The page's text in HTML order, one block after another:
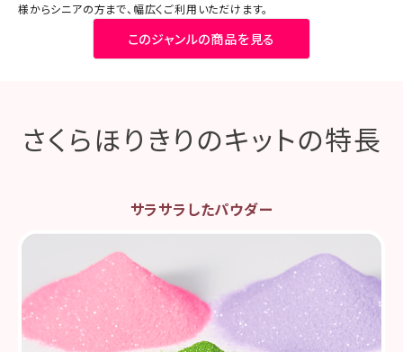
person
様からシニアの方まで、幅広くご利用いただけます。
このジャンルの商品を見る
さくらほりきりのキットの特長
サラサラしたパウダー